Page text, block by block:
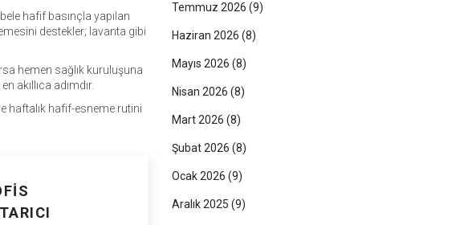
hafif basınçla yapılan
destekler; lavanta gibi
hemen sağlık kuruluşuna
adımdır.
haftalık hafif-esneme rutini
Temmuz 2026 (9)
Haziran 2026 (8)
Mayıs 2026 (8)
Nisan 2026 (8)
Mart 2026 (8)
Şubat 2026 (8)
Ocak 2026 (9)
Aralık 2025 (9)